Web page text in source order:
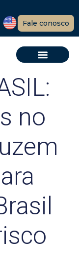
Fale conosco
no